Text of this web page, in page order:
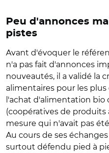
Peu d'annonces
pistes
Avant d'évoquer le
n'a pas fait d'annonces
nouveautés, il a validé la
alimentaires pour les plus
l'achat d'alimentation bio
(coopératives de
mesure qui n'avait pas
Au cours de ses
surtout défendu pied à